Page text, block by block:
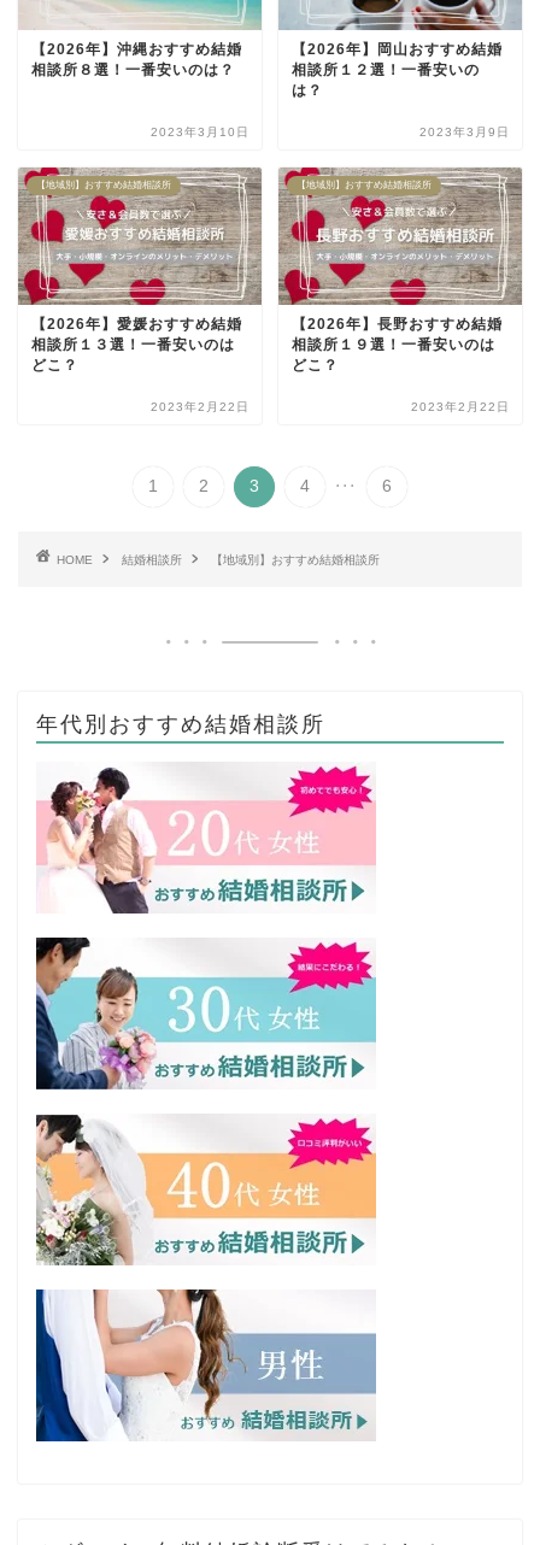
【2026年】沖縄おすすめ結婚
相談所８選！一番安いのは？
2023年3月10日
【2026年】岡山おすすめ結婚
相談所１２選！一番安いの
は？
2023年3月9日
【地域別】おすすめ結婚相談所
【2026年】愛媛おすすめ結婚
相談所１３選！一番安いのは
どこ？
2023年2月22日
【地域別】おすすめ結婚相談所
【2026年】長野おすすめ結婚
相談所１９選！一番安いのは
どこ？
2023年2月22日
1 2 3 4 ... 6
HOME 結婚相談所 【地域別】おすすめ結婚相談所
年代別おすすめ結婚相談所